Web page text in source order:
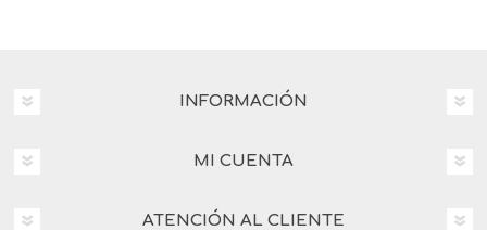
INFORMACIÓN
MI CUENTA
ATENCIÓN AL CLIENTE